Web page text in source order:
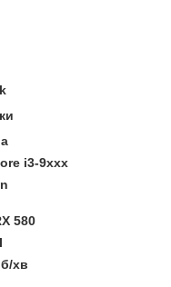
i3-9xxx
580
хв